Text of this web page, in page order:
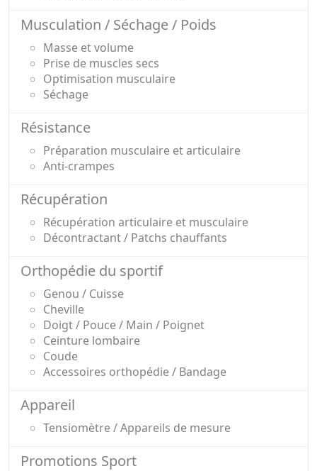
Musculation / Séchage / Poids
Masse et volume
Prise de muscles secs
Optimisation musculaire
Séchage
Résistance
Préparation musculaire et articulaire
Anti-crampes
Récupération
Récupération articulaire et musculaire
Décontractant / Patchs chauffants
Orthopédie du sportif
Genou / Cuisse
Cheville
Doigt / Pouce / Main / Poignet
Ceinture lombaire
Coude
Accessoires orthopédie / Bandage
Appareil
Tensiomètre / Appareils de mesure
Promotions Sport